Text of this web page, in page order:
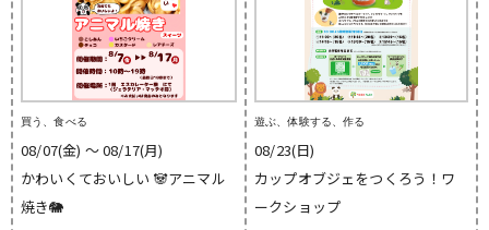
買う、食べる
08/07(金) 〜 08/17(月)
かわいくておいしい 🐼アニマル
焼き🐘
遊ぶ、体験する、作る
08/23(日)
カップオブジェをつくろう！ワ
ークショップ